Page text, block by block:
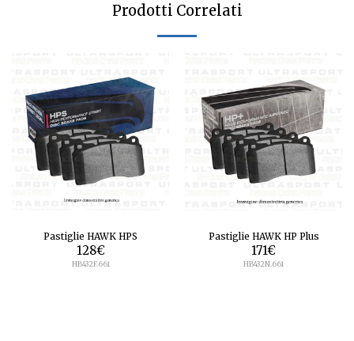
Prodotti Correlati
Pastiglie HAWK HPS
128€
HB432F.661
Pastiglie HAWK HP Plus
171€
HB432N.661